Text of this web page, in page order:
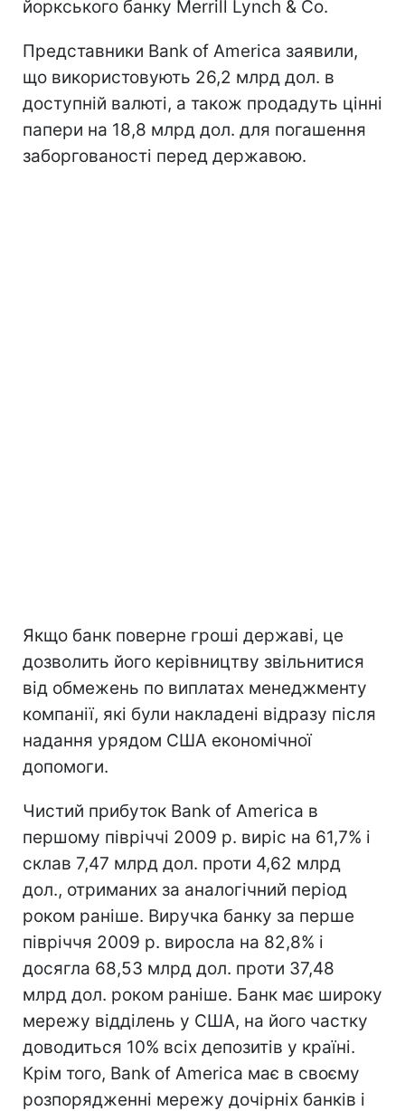
йоркського банку Merrill Lynch & Co.
Представники Bank of America заявили,
що використовують 26,2 млрд дол. в
доступній валюті, а також продадуть цінні
папери на 18,8 млрд дол. для погашення
заборгованості перед державою.
Якщо банк поверне гроші державі, це
дозволить його керівництву звільнитися
від обмежень по виплатах менеджменту
компанії, які були накладені відразу після
надання урядом США економічної
допомоги.
Чистий прибуток Bank of America в
першому півріччі 2009 р. виріс на 61,7% і
склав 7,47 млрд дол. проти 4,62 млрд
дол., отриманих за аналогічний період
роком раніше. Виручка банку за перше
півріччя 2009 р. виросла на 82,8% і
досягла 68,53 млрд дол. проти 37,48
млрд дол. роком раніше. Банк має широку
мережу відділень у США, на його частку
доводиться 10% всіх депозитів у країні.
Крім того, Bank of America має в своєму
розпорядженні мережу дочірніх банків і